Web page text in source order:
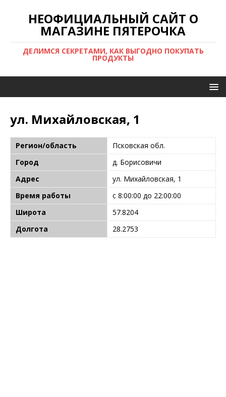
НЕОФИЦИАЛЬНЫЙ САЙТ О
МАГАЗИНЕ ПЯТЕРОЧКА
ДЕЛИМСЯ СЕКРЕТАМИ, КАК ВЫГОДНО ПОКУПАТЬ
ПРОДУКТЫ
ул. Михайловская, 1
Регион/область
Псковская обл.
Город
д. Борисовичи
Адрес
ул. Михайловская, 1
Время работы
с 8:00:00 до 22:00:00
Широта
57.8204
Долгота
28.2753